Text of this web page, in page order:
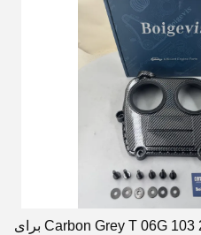
روکش زمان سنج داغ Carbon Grey T 06G 103 269 B برای